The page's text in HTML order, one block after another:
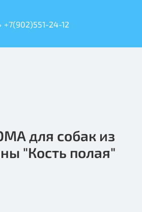
+7(902)551-24-12
для собак из
"Кость полая"